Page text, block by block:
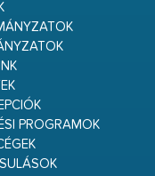
PROGRAMOK